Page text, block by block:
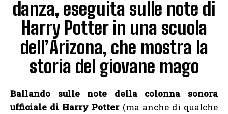
danza, eseguita sulle note di
Harry Potter in una scuola
dell’Arizona, che mostra la
storia del giovane mago
Ballando sulle note della colonna sonora
ufficiale di Harry Potter(ma anche di qualche